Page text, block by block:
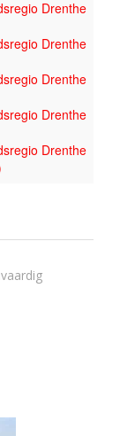
Drenthe
Drenthe
Drenthe
Drenthe
Drenthe